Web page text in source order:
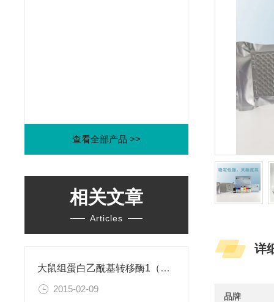
查看全部产品 >>
相关文章
Articles
大鼠组蛋白乙酰基转移酶1（HAT1）ELISA试剂盒
2015-02-09
详
品牌